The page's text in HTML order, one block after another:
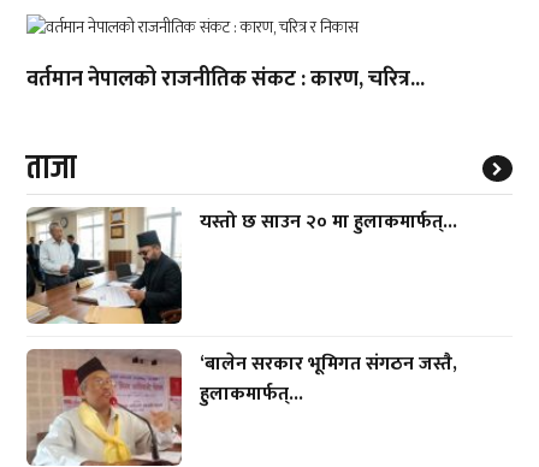
वर्तमान नेपालको राजनीतिक संकट : कारण, चरित्र...
ताजा
यस्तो छ साउन २० मा हुलाकमार्फत्...
‘बालेन सरकार भूमिगत संगठन जस्तै,
हुलाकमार्फत्...